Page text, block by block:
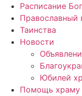
Расписание
Православный
Таинства
Новости
Юбилей
Помощь храму